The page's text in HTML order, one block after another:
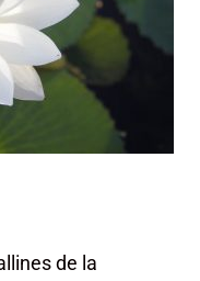
de la